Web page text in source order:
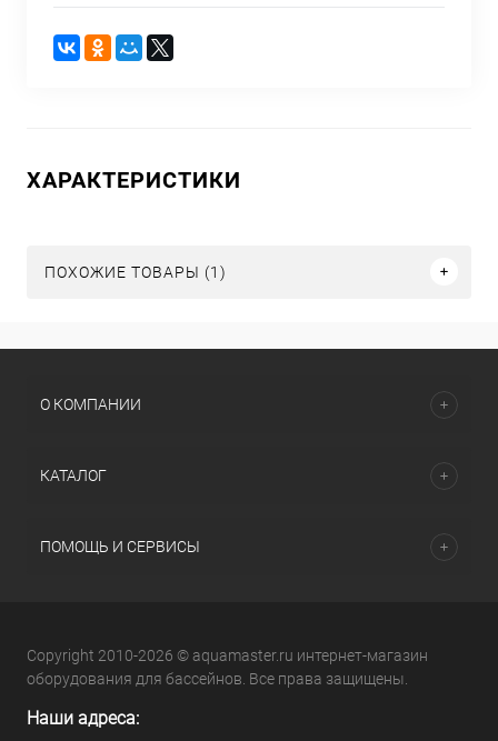
ХАРАКТЕРИСТИКИ
ПОХОЖИЕ ТОВАРЫ (1)
О КОМПАНИИ
КАТАЛОГ
ПОМОЩЬ И СЕРВИСЫ
Copyright 2010-2026 © aquamaster.ru интернет-магазин
оборудования для бассейнов. Все права защищены.
Наши адреса: